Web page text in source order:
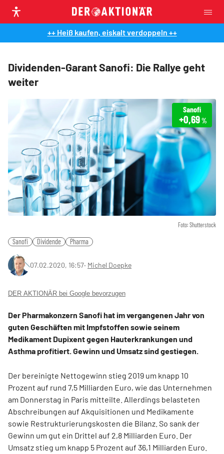
++ Heiß kaufen, eiskalt verdoppeln ++
Dividenden-Garant Sanofi: Die Rallye geht
weiter
Foto: Shutterstock
Sanofi
+0,69%
Sanofi Dividende Pharma
07.02.2020, 16:57‧ Michel Doepke
DER AKTIONÄR bei Google bevorzugen
Der Pharmakonzern Sanofi hat im vergangenen Jahr von
guten Geschäften mit Impfstoffen sowie seinem
Medikament Dupixent gegen Hauterkrankungen und
Asthma profitiert. Gewinn und Umsatz sind gestiegen.
Der bereinigte Nettogewinn stieg 2019 um knapp 10
Prozent auf rund 7,5 Milliarden Euro, wie das Unternehmen
am Donnerstag in Paris mitteilte. Allerdings belasteten
Abschreibungen auf Akquisitionen und Medikamente
sowie Restrukturierungskosten die Bilanz. So sank der
Gewinn um gut ein Drittel auf 2,8 Milliarden Euro. Der
Umsatz stieg um knapp 5 Prozent auf 36,1 Milliarden Euro.